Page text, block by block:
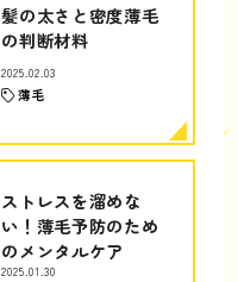
髪の太さと密度薄毛
の判断材料
2025.02.03
薄毛
ストレスを溜めな
い！薄毛予防のため
のメンタルケア
2025.01.30